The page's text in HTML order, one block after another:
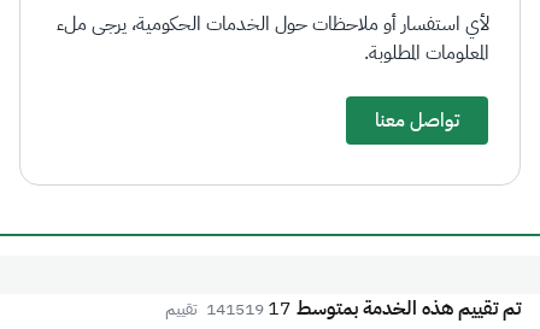
لأي استفسار أو ملاحظات حول الخدمات الحكومية، يرجى ملء
المعلومات المطلوبة.
تواصل معنا
تم تقييم هذه الخدمة بمتوسط 17
141519 تقييم